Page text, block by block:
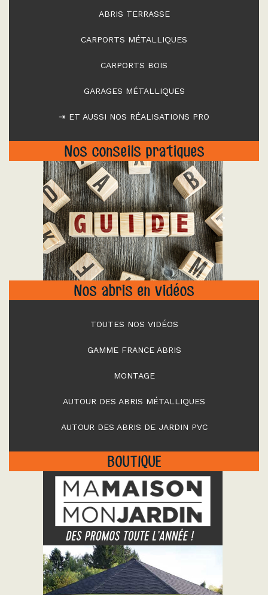
ABRIS TERRASSE
CARPORTS MÉTALLIQUES
CARPORTS BOIS
GARAGES MÉTALLIQUES
⇥ ET AUSSI NOS RÉALISATIONS PRO
Nos conseils pratiques
"
Nos abris en vidéos
TOUTES NOS VIDÉOS
GAMME FRANCE ABRIS
MONTAGE
AUTOUR DES ABRIS MÉTALLIQUES
AUTOUR DES ABRIS DE JARDIN PVC
BOUTIQUE